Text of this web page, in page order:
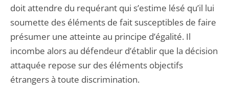
doit attendre du requérant qui s’estime lésé qu’il lui
soumette des éléments de fait susceptibles de faire
présumer une atteinte au principe d’égalité. Il
incombe alors au défendeur d’établir que la décision
attaquée repose sur des éléments objectifs
étrangers à toute discrimination.